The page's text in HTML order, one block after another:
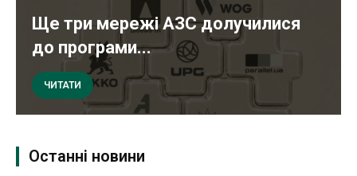
Ще три мережі АЗС долучилися
до програми...
ЧИТАТИ
Останні новини